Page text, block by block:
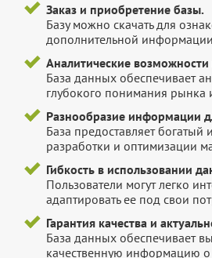
Заказ и приобретение базы.
Базу можно скачать для
дополнительной
Аналитические возможности
База данных обеспечивает
глубокого понимания рынка
Разнообразие информации
База предоставляет
разработки и оптимизации
Гибкость в использовании
Пользователи могут легко
адаптировать ее под свои
Гарантия качества и
База данных обеспечивает
качественную информацию о